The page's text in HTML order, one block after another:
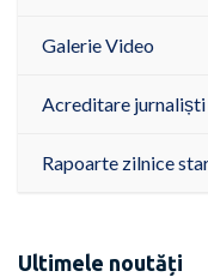
Galerie Video
Acreditare jurnaliști
Rapoarte zilnice
Ultimele noutăți